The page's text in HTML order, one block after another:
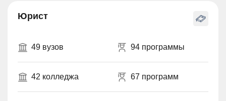
Юрист
49 вузов 94 программы
42 колледжа 67 программ